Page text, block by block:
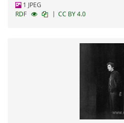
1 JPEG
RDF
| CC BY 4.0